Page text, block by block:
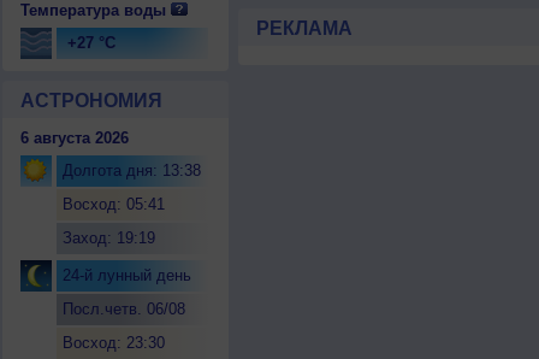
Температура воды
+27 °C
АСТРОНОМИЯ
6 августа 2026
Долгота дня: 13:38
Восход: 05:41
Заход: 19:19
24-й лунный день
Посл.четв. 06/08
Восход: 23:30
РЕКЛАМА